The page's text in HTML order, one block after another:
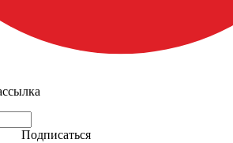
Подписаться